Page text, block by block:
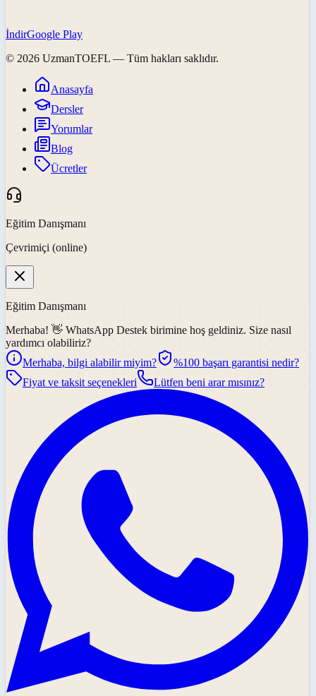
İndirGoogle Play
© 2026 UzmanTOEFL — Tüm hakları saklıdır.
Anasayfa
Dersler
Yorumlar
Blog
Ücretler
Eğitim Danışmanı
Çevrimiçi (online)
Eğitim Danışmanı
Merhaba! 👋 WhatsApp Destek birimine hoş geldiniz. Size nasıl
yardımcı olabiliriz?
Merhaba, bilgi alabilir miyim?
%100 başarı garantisi nedir?
Fiyat ve taksit seçenekleri
Lütfen beni arar mısınız?